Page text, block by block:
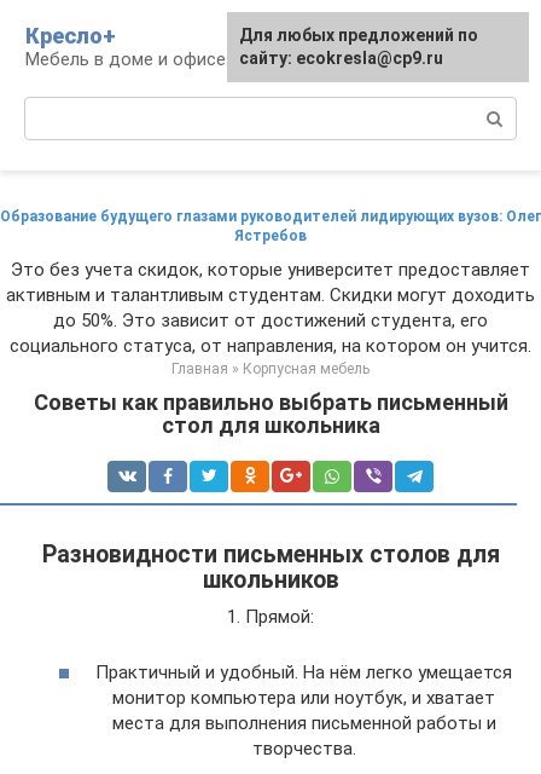
контенту
Кресло+
Мебель в доме и офисе
Образование будущего глазами руководителей лидирующих вузов: Олег
Ястребов
Это без учета скидок, которые университет предоставляет
активным и талантливым студентам. Скидки могут доходить
до 50%. Это зависит от достижений студента, его
социального статуса, от направления, на котором он учится.
Главная » Корпусная мебель
Советы как правильно выбрать письменный
стол для школьника
Разновидности письменных столов для
школьников
1. Прямой:
Практичный и удобный. На нём легко умещается
монитор компьютера или ноутбук, и хватает
места для выполнения письменной работы и
творчества.
Для любых предложений по
сайту: ecokresla@cp9.ru